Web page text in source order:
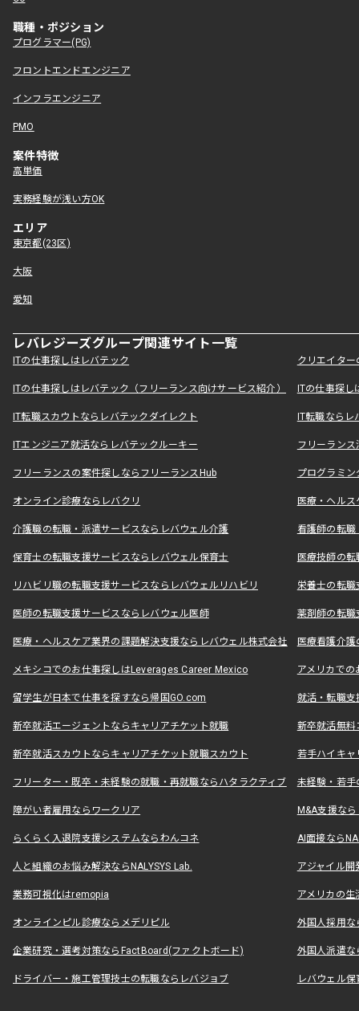
職種・ポジション
プログラマー(PG)
フロントエンドエンジニア
インフラエンジニア
PMO
案件特徴
高単価
実務経験が浅い方OK
エリア
東京都(23区)
大阪
愛知
レバレジーズグループ関連サイト一覧
ITの仕事探しはレバテック クリエイタ
ITの仕事探しはレバテック（フリーランス向けサービス紹介） ITの仕事探
IT転職スカウトならレバテックダイレクト IT転職なら
ITエンジニア就活ならレバテックルーキー フリーラン
フリーランスの案件探しならフリーランスHub プログラミ
オンライン診療ならレバクリ 医療・ヘル
介護職の転職・派遣サービスならレバウェル介護 看護師の転
保育士の転職支援サービスならレバウェル保育士 医療技師の
リハビリ職の転職支援サービスならレバウェルリハビリ 栄養士の転
医師の転職支援サービスならレバウェル医師 薬剤師の転
医療・ヘルスケア業界の課題解決支援ならレバウェル株式会社 医療看護介
メキシコでのお仕事探しはLeverages Career Mexico アメリカで
留学生が日本で仕事を探すなら帰国GO.com 就活・転職
新卒就活エージェントならキャリアチケット就職 新卒就活無料
新卒就活スカウトならキャリアチケット就職スカウト 若手ハイキ
フリーター・既卒・未経験の就職・再就職ならハタラクティブ 未経験・若手
障がい者雇用ならワークリア M&A支援な
らくらく入退院支援システムならわんコネ AI面接なら
人と組織のお悩み解決ならNALYSYS Lab. アジャイル
業務可視化はremopia アメリカの
オンラインピル診療ならメデリピル 外国人採用
企業研究・選考対策ならFactBoard(ファクトボード) 外国人派遣な
ドライバー・施工管理技士の転職ならレバジョブ レバウェル